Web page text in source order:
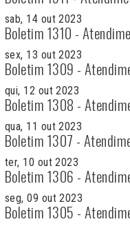
sab, 14 out 2023
Boletim 1310 -
sex, 13 out 2023
Boletim 1309 -
qui, 12 out 2023
Boletim 1308 -
qua, 11 out 2023
Boletim 1307 -
ter, 10 out 2023
Boletim 1306 -
seg, 09 out 2023
Boletim 1305 -